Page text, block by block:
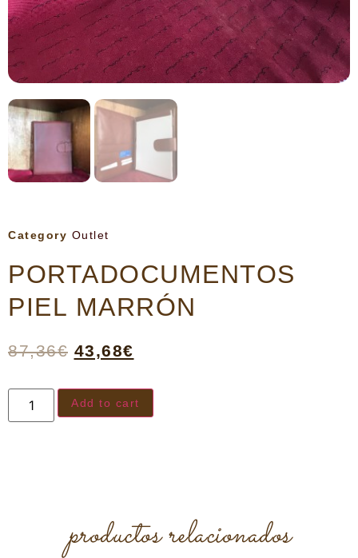
Category Outlet
PORTADOCUMENTOS
PIEL MARRÓN
87,36€ 43,68€
Add to cart
productos relacionados